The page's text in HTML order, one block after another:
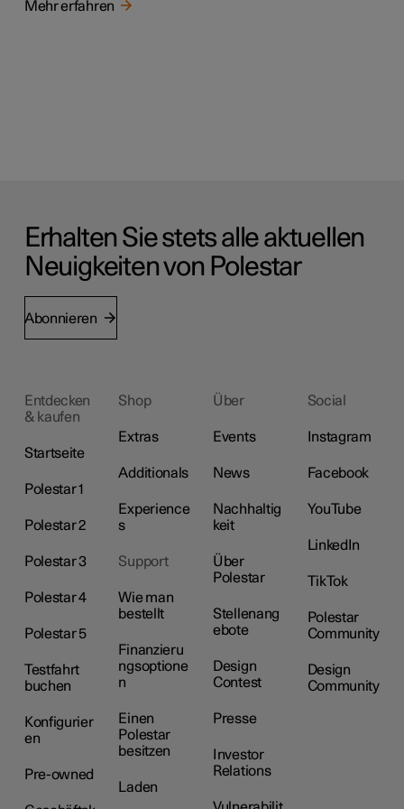
Mehr erfahren
Erhalten Sie stets alle aktuellen
Neuigkeiten von Polestar
Abonnieren
Entdecken
& kaufen
Startseite
Polestar 1
Polestar 2
Polestar 3
Polestar 4
Polestar 5
Testfahrt
buchen
Konfigurier
en
Pre-owned
Shop
Extras
Additionals
Experience
s
Support
Wie man
bestellt
Finanzieru
ngsoptione
n
Einen
Polestar
besitzen
Laden
Über
Events
News
Nachhaltig
keit
Über
Polestar
Stellenang
ebote
Design
Contest
Presse
Investor
Relations
Social
Instagram
Facebook
YouTube
LinkedIn
TikTok
Polestar
Community
Design
Community